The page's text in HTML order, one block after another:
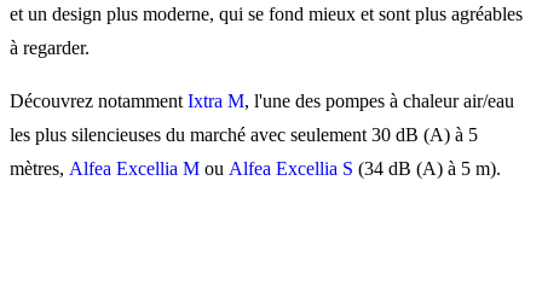
et un design plus moderne, qui se fond mieux et sont plus agréables
à regarder.
Découvrez notamment Ixtra M, l'une des pompes à chaleur air/eau
les plus silencieuses du marché avec seulement 30 dB (A) à 5
mètres, Alfea Excellia M ou Alfea Excellia S (34 dB (A) à 5 m).